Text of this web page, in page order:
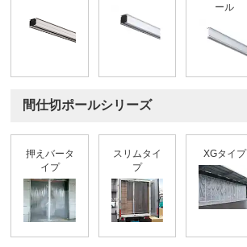
ール
間仕切ポールシリーズ
押えバータ
イプ
スリムタイ
プ
XGタイプ